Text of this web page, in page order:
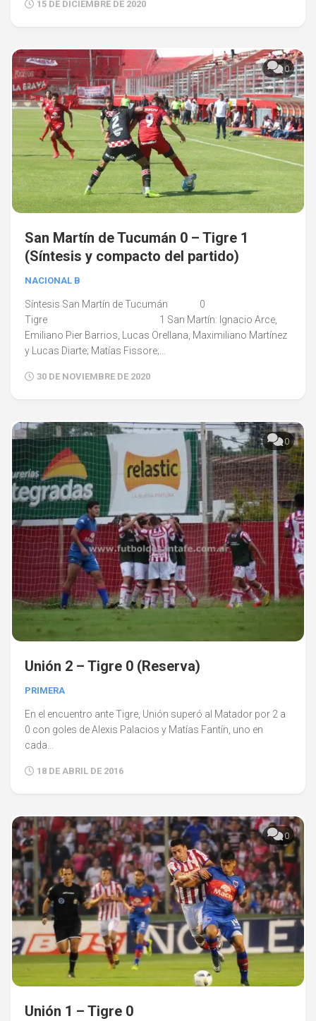
15 DE DICIEMBRE DE 2020
0
San Martín de Tucumán 0 – Tigre 1
(Síntesis y compacto del partido)
NACIONAL B
Síntesis San Martín de Tucumán 0
Tigre 1 San Martín: Ignacio Arce,
Emiliano Pier Barrios, Lucas Orellana, Maximiliano Martínez
y Lucas Diarte; Matías Fissore;...
30 DE NOVIEMBRE DE 2020
0
Unión 2 – Tigre 0 (Reserva)
PRIMERA
En el encuentro ante Tigre, Unión superó al Matador por 2 a
0 con goles de Alexis Palacios y Matías Fantín, uno en
cada...
18 DE ABRIL DE 2016
0
Unión 1 – Tigre 0